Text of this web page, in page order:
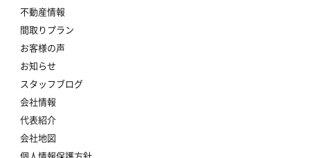
不動産情報
間取りプラン
お客様の声
お知らせ
スタッフブログ
会社情報
代表紹介
会社地図